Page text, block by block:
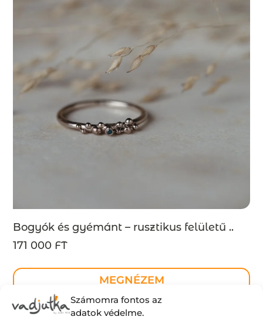
Számomra fontos az
adatok védelme.
Bogyók és gyémánt – rusztikus felületű ..
171 000 FT
MEGNÉZEM